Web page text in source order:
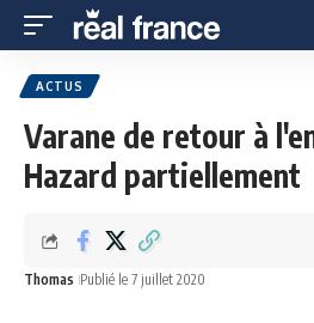
ACTUS
Varane de retour à
Hazard partiellement
Thomas Publié le 7 juillet 2020